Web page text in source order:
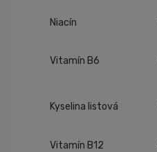
Niacín
Vitamín B6
Kyselina listová
Vitamín B12